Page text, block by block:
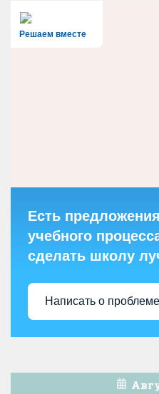
Решаем вместе
Есть
учебного
сделать школу
Написать о проблеме